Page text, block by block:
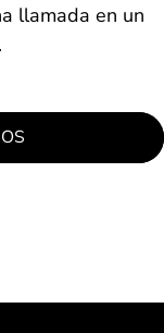
llamada en un